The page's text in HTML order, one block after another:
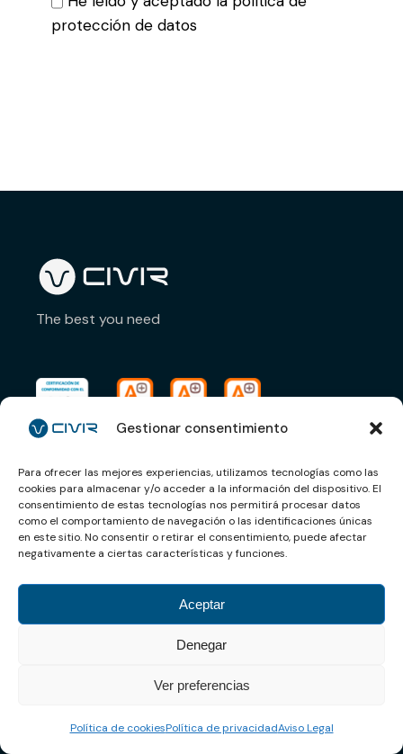
Gestionar consentimiento
Para ofrecer las mejores experiencias, utilizamos tecnologías como las
cookies para almacenar y/o acceder a la información del dispositivo. El
consentimiento de estas tecnologías nos permitirá procesar datos
como el comportamiento de navegación o las identificaciones únicas
en este sitio. No consentir o retirar el consentimiento, puede afectar
negativamente a ciertas características y funciones.
Aceptar
Denegar
Ver preferencias
Política de cookiesPolítica de privacidadAviso Legal
protección de datos
The best you need
MENÚ
Áreas